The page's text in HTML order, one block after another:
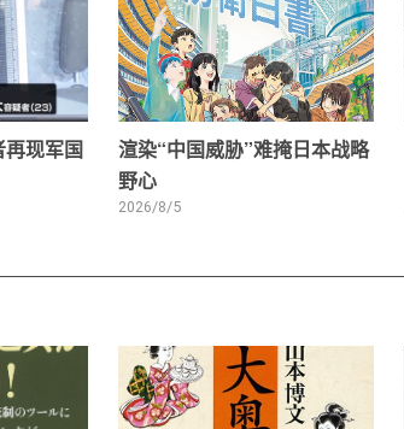
现军国
渲染“中国威胁”难掩日本战略
野心
2026/8/5